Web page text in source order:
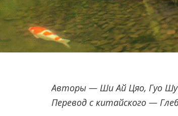
Авторы — Ши Ай Цяо, Гуо Шу
Перевод с китайского —